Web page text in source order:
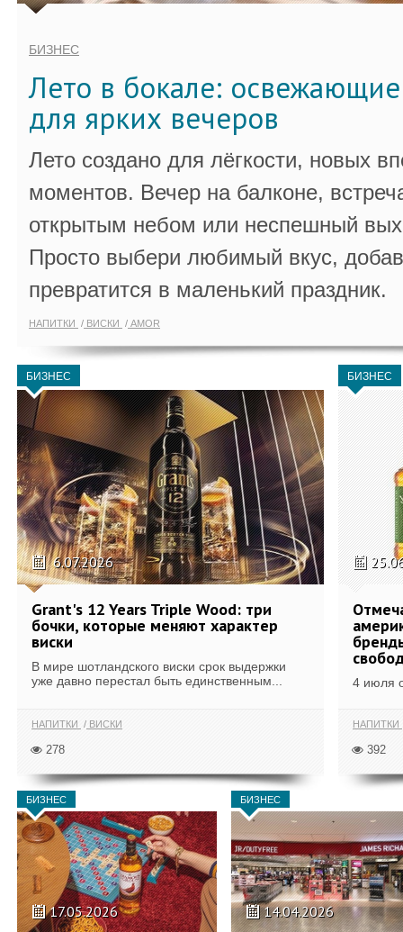
БИЗНЕС
Лето в бокале:
для ярких вечеров
Лето создано для лёгкости, новых
моментов. Вечер на балконе,
открытым небом или неспешный
Просто выбери любимый вкус,
превратится в маленький праздник.
НАПИТКИ ВИСКИ AMOR
БИЗНЕС
6.07.2026
Grant's 12 Years Triple Wood: три
бочки, которые меняют характер
виски
В мире шотландского виски срок выдержки
уже давно перестал быть единственным...
НАПИТКИ ВИСКИ
278
БИЗНЕС
4 июля
НАПИТКИ
392
БИЗНЕС
17.05.2026
БИЗНЕС
14.04.2026